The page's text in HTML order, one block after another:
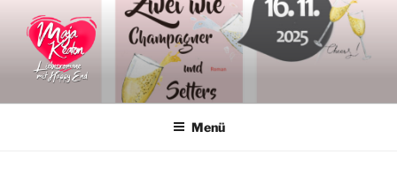
Inhalt
springen
MAJA KEATON
Menü